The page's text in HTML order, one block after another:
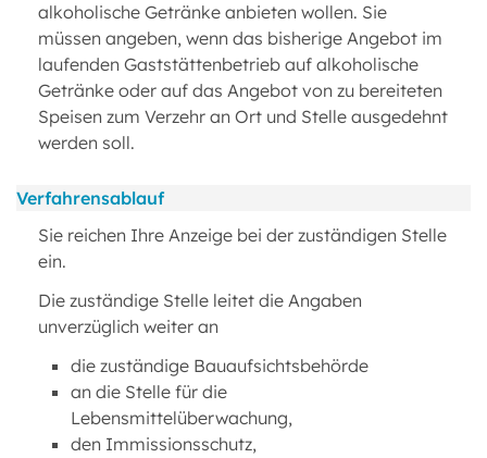
alkoholische Getränke anbieten wollen. Sie
müssen angeben, wenn das bisherige Angebot im
laufenden Gaststättenbetrieb auf alkoholische
Getränke oder auf das Angebot von zu bereiteten
Speisen zum Verzehr an Ort und Stelle ausgedehnt
werden soll.
Verfahrensablauf
Sie reichen Ihre Anzeige bei der zuständigen Stelle
ein.
Die zuständige Stelle leitet die Angaben
unverzüglich weiter an
die zuständige Bauaufsichtsbehörde
an die Stelle für die
Lebensmittelüberwachung,
den Immissionsschutz,